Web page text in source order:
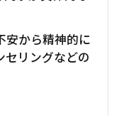
安から精神的に
セリングなどの